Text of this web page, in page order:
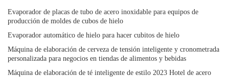
Evaporador de placas de tubo de acero inoxidable para equipos de
producción de moldes de cubos de hielo
Evaporador automático de hielo para hacer cubitos de hielo
Máquina de elaboración de cerveza de tensión inteligente y cronometrada
personalizada para negocios en tiendas de alimentos y bebidas
Máquina de elaboración de té inteligente de estilo 2023 Hotel de acero